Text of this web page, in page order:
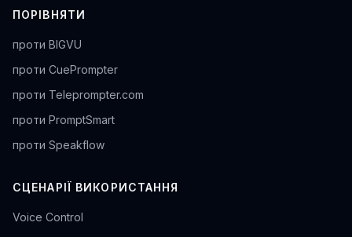
ПОРІВНЯТИ
проти BIGVU
проти CuePrompter
проти Teleprompter.com
проти PromptSmart
проти Speakflow
СЦЕНАРІЇ ВИКОРИСТАННЯ
Voice Control